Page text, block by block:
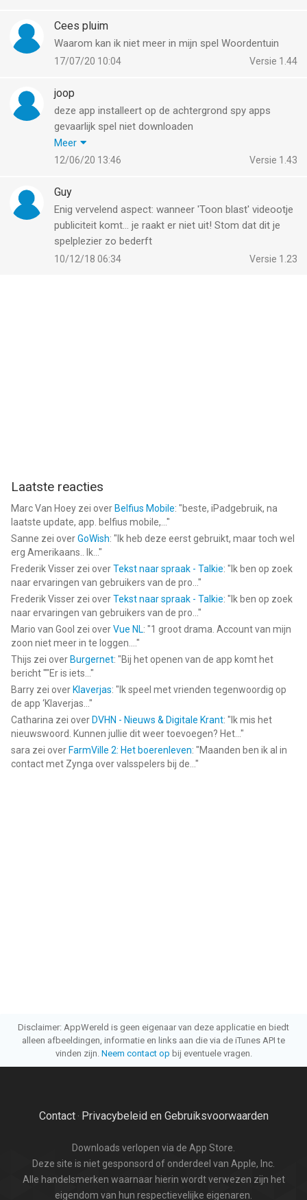
Cees pluim
Waarom kan ik niet meer in mijn spel Woordentuin
Versie 1.44
17/07/20 10:04
joop
deze app installeert op de achtergrond spy apps
gevaarlijk spel niet downloaden
als je de apps verwijdert en je start het spel opnieuw
op komen die apps met een andere naam terug zeer
Meer
Versie 1.43
12/06/20 13:46
Guy
Enig vervelend aspect: wanneer 'Toon blast' videootje
publiciteit komt... je raakt er niet uit! Stom dat dit je
spelplezier zo bederft
Versie 1.23
10/12/18 06:34
Laatste reacties
Marc Van Hoey zei over Belfius Mobile: "beste, iPadgebruik, na
laatste update, app. belfius mobile,... "
Sanne zei overGoWish: " Ik heb deze eerst gebruikt, maar toch wel
erg Amerikaans.. Ik... "
Frederik Visser zei overTekst naar spraak - Talkie: " Ik ben op zoek
naar ervaringen van gebruikers van de pro... "
Frederik Visser zei overTekst naar spraak - Talkie: " Ik ben op zoek
naar ervaringen van gebruikers van de pro... "
Mario van Gool zei overVue NL: "1 groot drama. Account van mijn
zoon niet meer in te loggen.... "
Thijs zei over Burgernet: "Bij het openen van de app komt het
bericht ""Er is iets... "
Barry zei over Klaverjas: " Ik speel met vrienden tegenwoordig op
de app ‘Klaverjas... "
Catharina zei over DVHN - Nieuws & Digitale Krant: " Ik mis het
nieuwswoord. Kunnen jullie dit weer toevoegen? Het... "
sara zei over FarmVille 2: Het boerenleven: "Maanden ben ik al in
contact met Zynga over valsspelers bij de... "
Disclaimer: AppWereld is geen eigenaar van deze applicatie en biedt
alleen afbeeldingen, informatie en links aan die via de iTunes API te
vinden zijn. Neem contact op bij eventuele vragen.
Contact· Privacybeleid en Gebruiksvoorwaarden
Downloads verlopen via de App Store.
Deze site is niet gesponsord of onderdeel van Apple, Inc.
Alle handelsmerken waarnaar hierin wordt verwezen zijn het
eigendom van hun respectievelijke eigenaren.